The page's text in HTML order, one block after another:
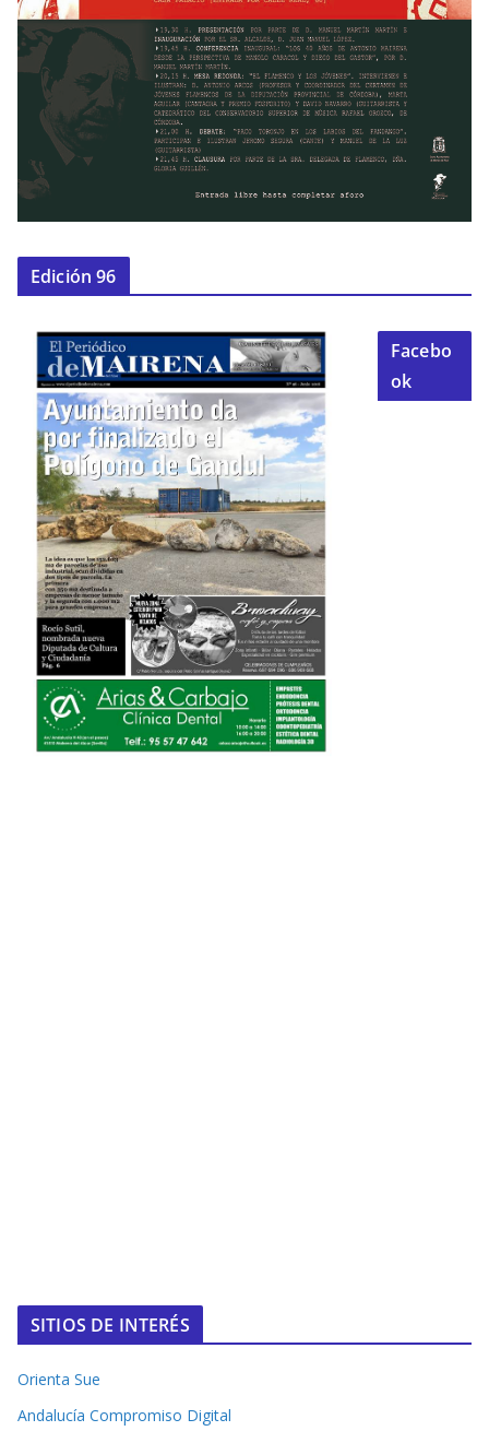
Edición 96
Facebo
ok
SITIOS DE INTERÉS
Orienta Sue
Andalucía Compromiso Digital